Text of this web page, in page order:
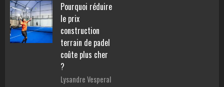
Pourquoi réduire
le prix
construction
terrain de padel
coûte plus cher
?
Lysandre Vesperal